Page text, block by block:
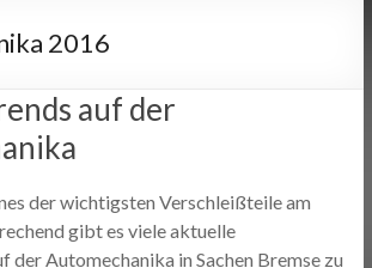
2016
auf der
der wichtigsten Verschleißteile am
gibt es viele aktuelle
der Automechanika in Sachen Bremse zu